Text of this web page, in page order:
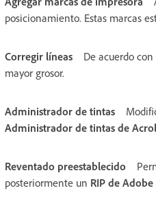
posicionamiento. Estas marcas
Corregir líneas
De acuerdo
mayor grosor.
Administrador de tintas
Administrador de tintas de
Reventado preestablecido
posteriormente un RIP de Adobe